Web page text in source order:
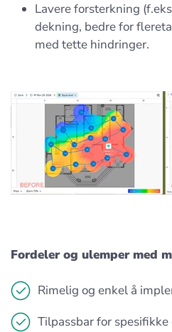
Lavere forsterkning
dekning, bedre for
med tette hindringer.
Fordeler og ulemper med
Rimelig og enkel å
Tilpassbar for